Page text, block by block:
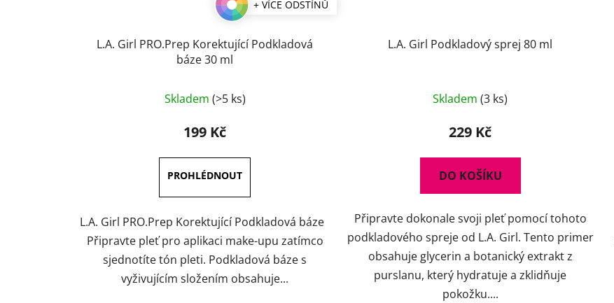
+ VÍCE ODSTÍNŮ
L.A. Girl PRO.Prep Korektující Podkladová
báze 30 ml
hodnocení
produktu
4,5
z
5
hvězdiček.
Skladem (>5 ks)
199 Kč
L.A. Girl PRO.Prep Korektující Podkladová báze
Připravte pleť pro aplikaci make-upu zatímco
sjednotíte tón pleti. Podkladová báze s
vyživujícím složením obsahuje...
L.A. Girl Podkladový sprej 80 ml
hodnocení
produktu
5,0
z
hvězdiček.
Skladem(3 ks)
229 Kč
DO KOŠÍKU
Připravte dokonale svoji pleť pomocí tohoto
podkladového spreje od L.A. Girl. Tento primer
obsahuje glycerin a botanický extrakt z
purslanu, který hydratuje a zklidňuje
pokožku....